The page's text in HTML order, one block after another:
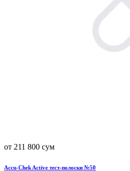
от 211 800 сум
Accu-Chek Active тест-полоски №50